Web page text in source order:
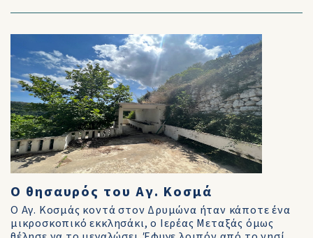
Ο θησαυρός του Αγ. Κοσμά
Ο Αγ. Κοσμάς κοντά στον Δρυμώνα ήταν κάποτε ένα
μικροσκοπικό εκκλησάκι, ο Ιερέας Μεταξάς όμως